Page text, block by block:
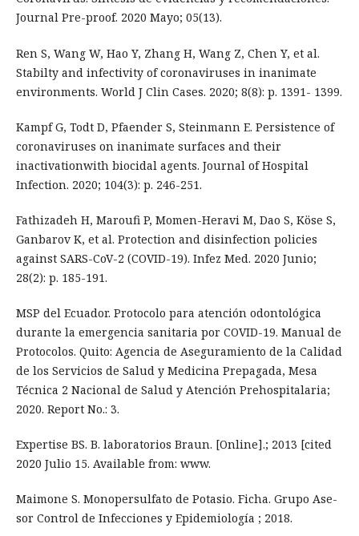
Journal Pre-proof. 2020 Mayo; 05(13).
Ren S, Wang W, Hao Y, Zhang H, Wang Z, Chen Y, et al.
Stabilty and infectivity of coronaviruses in inanimate
environments. World J Clin Cases. 2020; 8(8): p. 1391- 1399.
Kampf G, Todt D, Pfaender S, Steinmann E. Persistence of
coronaviruses on inanimate surfaces and their
inactivationwith biocidal agents. Journal of Hospital
Infection. 2020; 104(3): p. 246-251.
Fathizadeh H, Maroufi P, Momen-Heravi M, Dao S, Köse S,
Ganbarov K, et al. Protection and disinfection policies
against SARS-CoV-2 (COVID-19). Infez Med. 2020 Junio;
28(2): p. 185-191.
MSP del Ecuador. Protocolo para atención odontológica
durante la emergencia sanitaria por COVID-19. Manual de
Protocolos. Quito: Agencia de Aseguramiento de la Calidad
de los Servicios de Salud y Medicina Prepagada, Mesa
Técnica 2 Nacional de Salud y Atención Prehospitalaria;
2020. Report No.: 3.
Expertise BS. B. laboratorios Braun. [Online].; 2013 [cited
2020 Julio 15. Available from: www.
Maimone S. Monopersulfato de Potasio. Ficha. Grupo Ase-
sor Control de Infecciones y Epidemiología ; 2018.